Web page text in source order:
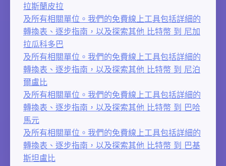
拉斯蘭皮拉
及所有相關單位。我們的免費線上工具包括詳細的
轉換表、逐步指南，以及探索其他 比特幣 到 尼加
拉瓜科多巴
及所有相關單位。我們的免費線上工具包括詳細的
轉換表、逐步指南，以及探索其他 比特幣 到 尼泊
爾盧比
及所有相關單位。我們的免費線上工具包括詳細的
轉換表、逐步指南，以及探索其他 比特幣 到 巴哈
馬元
及所有相關單位。我們的免費線上工具包括詳細的
轉換表、逐步指南，以及探索其他 比特幣 到 巴基
斯坦盧比